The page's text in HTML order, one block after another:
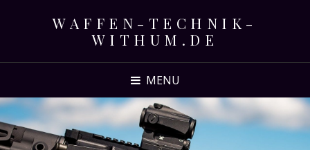
WAFFEN-TECHNIK-
WITHUM.DE
MENU